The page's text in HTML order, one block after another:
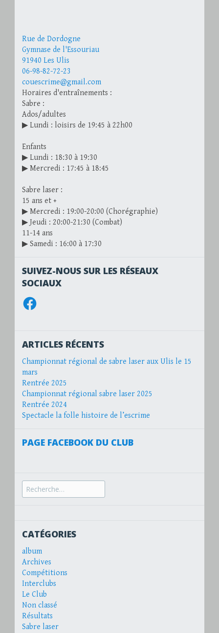
Rue de Dordogne
Gymnase de l'Essouriau
91940 Les Ulis
06-98-82-72-23
couescrime@gmail.com
Horaires d'entraînements :
Sabre :
Ados/adultes
▶ Lundi : loisirs de 19:45 à 22h00
Enfants
▶ Lundi : 18:30 à 19:30
▶ Mercredi : 17:45 à 18:45
Sabre laser :
15 ans et +
▶ Mercredi : 19:00-20:00 (Chorégraphie)
▶ Jeudi : 20:00-21:30 (Combat)
11-14 ans
▶ Samedi : 16:00 à 17:30
SUIVEZ-NOUS SUR LES RÉSEAUX
SOCIAUX
Facebook
ARTICLES RÉCENTS
Championnat régional de sabre laser aux Ulis le 15
mars
Rentrée 2025
Championnat régional sabre laser 2025
Rentrée 2024
Spectacle la folle histoire de l’escrime
PAGE FACEBOOK DU CLUB
Recherche
pour :
CATÉGORIES
album
Archives
Compétitions
Interclubs
Le Club
Non classé
Résultats
Sabre laser